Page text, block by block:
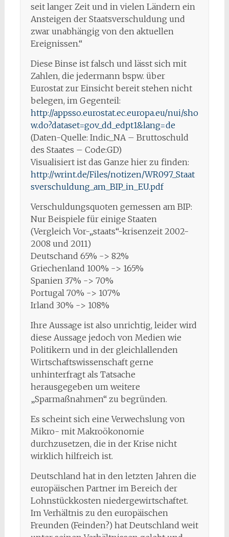
seit langer Zeit und in vielen Ländern ein
Ansteigen der Staatsverschuldung und
zwar unabhängig von den aktuellen
Ereignissen.“
Diese Binse ist falsch und lässt sich mit
Zahlen, die jedermann bspw. über
Eurostat zur Einsicht bereit stehen nicht
belegen, im Gegenteil:
http://appsso.eurostat.ec.europa.eu/nui/sho
w.do?dataset=gov_dd_edpt1&lang=de
(Daten-Quelle: Indic_NA – Bruttoschuld
des Staates – Code:GD)
Visualisiert ist das Ganze hier zu finden:
http://wrint.de/Files/notizen/WR097_Staat
sverschuldung_am_BIP_in_EU.pdf
Verschuldungsquoten gemessen am BIP:
Nur Beispiele für einige Staaten
(Vergleich Vor-„staats“-krisenzeit 2002-
2008 und 2011)
Deutschand 65% -> 82%
Griechenland 100% -> 165%
Spanien 37% -> 70%
Portugal 70% -> 107%
Irland 30% -> 108%
Ihre Aussage ist also unrichtig, leider wird
diese Aussage jedoch von Medien wie
Politikern und in der gleichlallenden
Wirtschaftswissenschaft gerne
unhinterfragt als Tatsache
herausgegeben um weitere
„Sparmaßnahmen“ zu begründen.
Es scheint sich eine Verwechslung von
Mikro- mit Makroökonomie
durchzusetzen, die in der Krise nicht
wirklich hilfreich ist.
Deutschland hat in den letzten Jahren die
europäischen Partner im Bereich der
Lohnstückkosten niedergewirtschaftet.
Im Verhältnis zu den europäischen
Freunden (Feinden?) hat Deutschland weit